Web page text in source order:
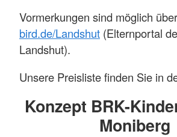
Vormerkungen sind möglich über
bird.de/Landshut (Elternportal
Landshut).
Unsere Preisliste finden Sie in
Konzept BRK-
Moniberg